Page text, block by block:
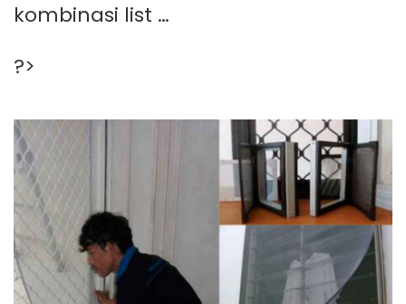
kombinasi list …
?>